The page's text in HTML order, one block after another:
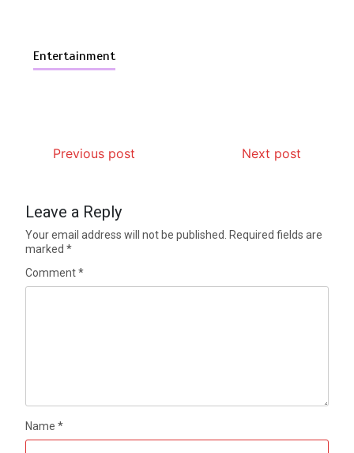
Entertainment
Previous post Next post
Leave a Reply
Your email address will not be published.
Required fields are
marked*
Comment*
Name*